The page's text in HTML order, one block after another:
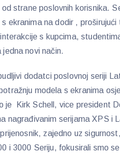
strane poslovnih korisnika.
ekranima na dodir ,
s kupcima,
novi način.
dodatci poslovnoj seriji
modela s ekranima
je Kirk Schell, vice president
nagrađivanim serijama XPS i
zajedno uz
i 3000 Seriju, fokusirali smo